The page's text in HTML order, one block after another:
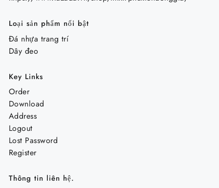
Loại sản phẩm nổi bật
Đá nhựa trang trí
Dây đeo
Key Links
Order
Download
Address
Logout
Lost Password
Register
Thông tin liên hệ.